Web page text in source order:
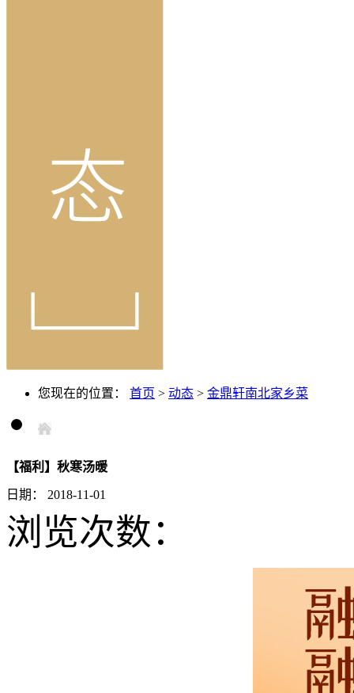
您现在的位置： 首页 > 动态 > 金鼎轩南北家乡菜
【福利】秋寒汤暖
日期： 2018-11-01
浏览次数：